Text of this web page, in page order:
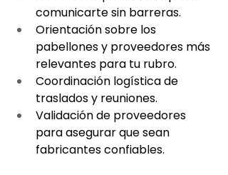
comunicarte sin barreras.
Orientación sobre los
pabellones y proveedores más
relevantes para tu rubro.
Coordinación logística de
traslados y reuniones.
Validación de proveedores
para asegurar que sean
fabricantes confiables.